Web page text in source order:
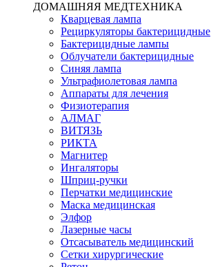
ДОМАШНЯЯ МЕДТЕХНИКА
Кварцевая лампа
Рециркуляторы бактерицидные
Бактерицидные лампы
Облучатели бактерицидные
Синяя лампа
Ультрафиолетовая лампа
Аппараты для лечения
Физиотерапия
АЛМАГ
ВИТЯЗЬ
РИКТА
Магнитер
Ингаляторы
Шприц-ручки
Перчатки медицинские
Маска медицинская
Элфор
Лазерные часы
Отсасыватель медицинский
Сетки хирургические